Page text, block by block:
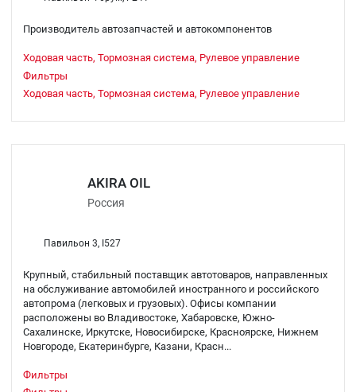
Производитель автозапчастей и автокомпонентов
Ходовая часть, Тормозная система, Рулевое управление
Фильтры
Ходовая часть, Тормозная система, Рулевое управление
AKIRA OIL
Россия
Павильон 3, I527
Крупный, стабильный поставщик автотоваров, направленных
на обслуживание автомобилей иностранного и российского
автопрома (легковых и грузовых). Офисы компании
расположены во Владивостоке, Хабаровске, Южно-
Сахалинске, Иркутске, Новосибирске, Красноярске, Нижнем
Новгороде, Екатеринбурге, Казани, Красн...
Фильтры